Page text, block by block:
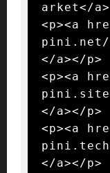
arket</
<p><a
pini.net/
</a></p>
<p><a
</a></p>
<p><a
</a></p>